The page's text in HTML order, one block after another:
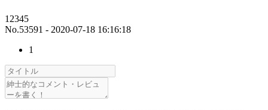
12345
No.53591 - 2020-07-18 16:16:18
1